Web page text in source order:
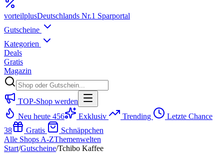
vorteilplusDeutschlands Nr.1 Sparportal
Gutscheine
Kategorien
Deals
Gratis
Magazin
TOP-Shop werden
Neu heute 456 Exklusiv Trending
Letzte Chance
38
Gratis
Schnäppchen
Alle Shops A-ZThemenwelten
Start/Gutscheine/Tchibo Kaffee